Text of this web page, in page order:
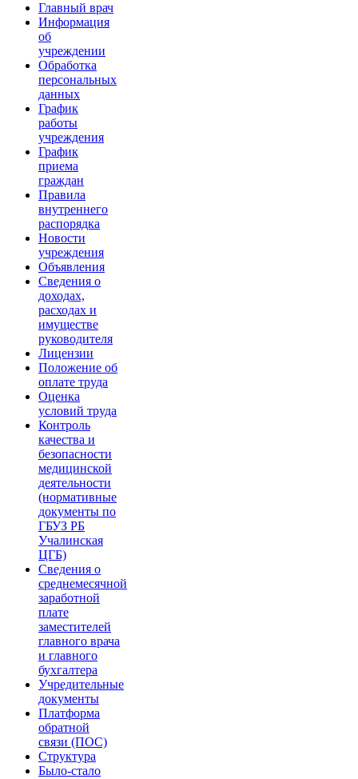
Главный врач
Информация
об
учреждении
Обработка
персональных
данных
График
работы
учреждения
График
приема
граждан
Правила
внутреннего
распорядка
Новости
учреждения
Объявления
Сведения о
доходах,
расходах и
имуществе
руководителя
Лицензии
Положение об
оплате труда
Оценка
условий труда
Контроль
качества и
безопасности
медицинской
деятельности
(нормативные
документы по
ГБУЗ РБ
Учалинская
ЦГБ)
Сведения о
среднемесячной
заработной
плате
заместителей
главного врача
и главного
бухгалтера
Учредительные
документы
Платформа
обратной
связи (ПОС)
Структура
Было-стало